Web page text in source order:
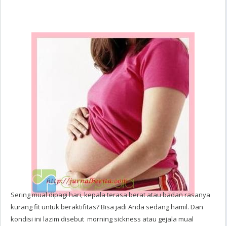
Sering mual dipagi hari, kepala terasa berat atau badan rasanya
kurang fit untuk beraktifitas? Bisa jadi Anda sedang hamil. Dan
kondisi ini lazim disebut morning sickness atau gejala mual